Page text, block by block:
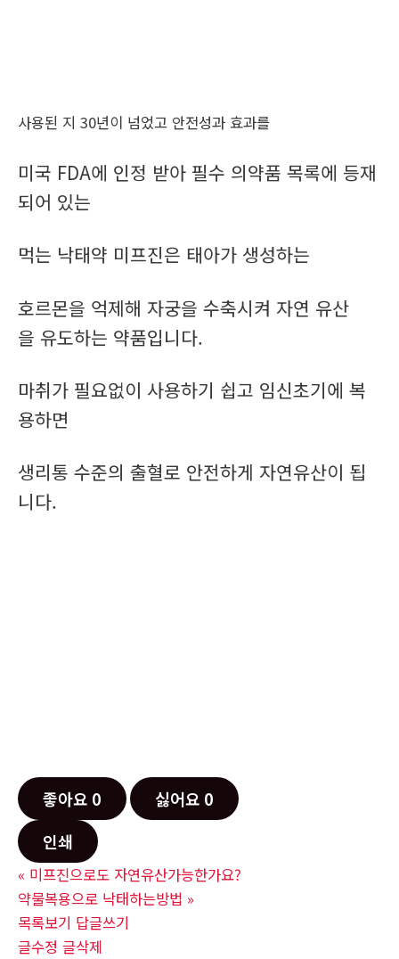
사용된 지 30년이 넘었고 안전성과 효과를
미국 FDA에 인정 받아 필수 의약품 목록에 등재
되어 있는
먹는 낙태약 미프진은 태아가 생성하는
호르몬을 억제해 자궁을 수축시켜 자연 유산
을 유도하는 약품입니다.
마취가 필요없이 사용하기 쉽고 임신초기에 복
용하면
생리통 수준의 출혈로 안전하게 자연유산이 됩
니다.
좋아요 0 싫어요 0
인쇄
« 미프진으로도 자연유산가능한가요?
약물복용으로 낙태하는방법 »
목록보기 답글쓰기
글수정 글삭제